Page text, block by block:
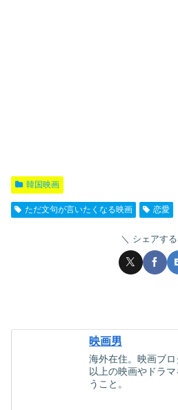
韓国映画
ただ文句が言いたくなる映画 恋愛
シェアする
映画男
海外在住。映画ブ
以上の映画やドラ
うこと。